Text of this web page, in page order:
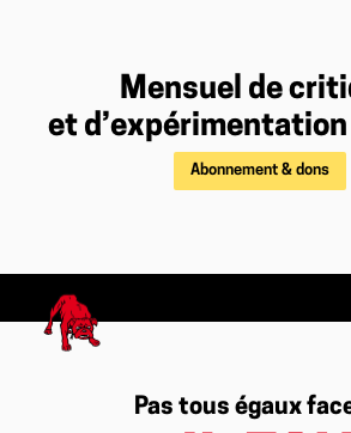
Mensuel de
et
Abonnement & dons
Pas tous égaux